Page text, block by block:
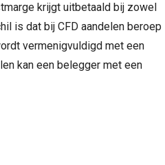
krijgt uitbetaald bij zowel
is dat bij CFD aandelen beroep
vermenigvuldigd met een
kan een belegger met een